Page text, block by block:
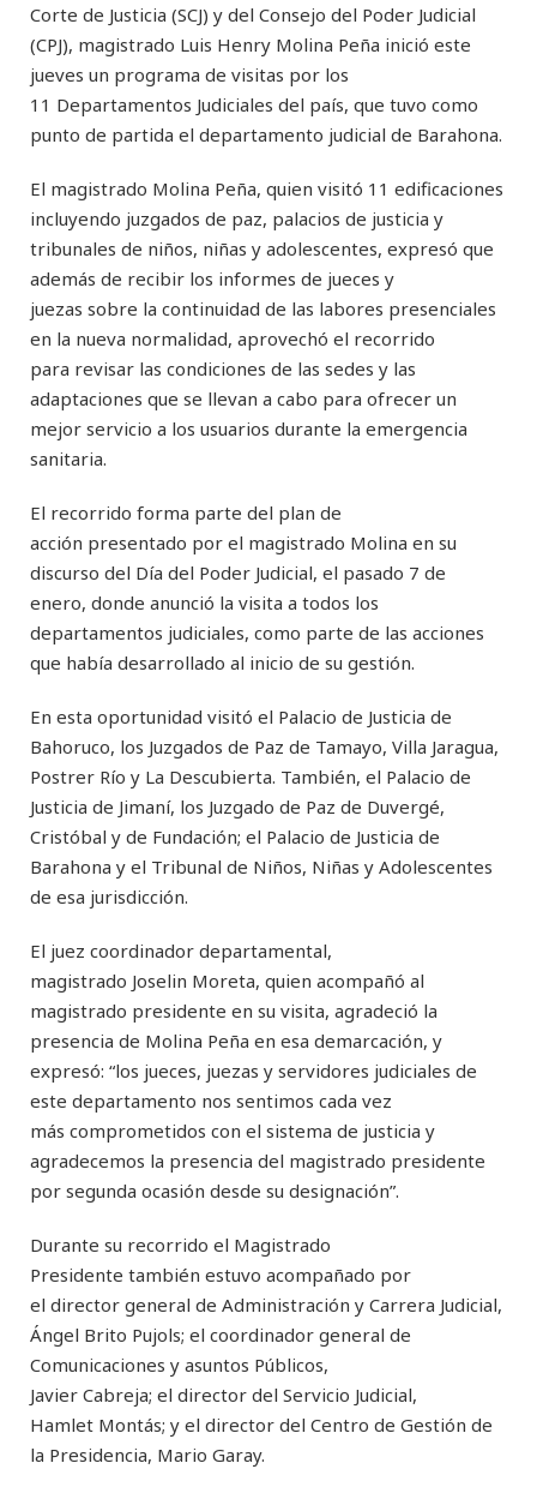
Corte de Justicia (SCJ) y del Consejo del Poder Judicial
(CPJ), magistrado Luis Henry Molina Peña inició este
jueves un programa de visitas por los
11 Departamentos Judiciales del país, que tuvo como
punto de partida el departamento judicial de Barahona.
El magistrado Molina Peña, quien visitó 11 edificaciones
incluyendo juzgados de paz, palacios de justicia y
tribunales de niños, niñas y adolescentes, expresó que
además de recibir los informes de jueces y
juezas sobre la continuidad de las labores presenciales
en la nueva normalidad, aprovechó el recorrido
para revisar las condiciones de las sedes y las
adaptaciones que se llevan a cabo para ofrecer un
mejor servicio a los usuarios durante la emergencia
sanitaria.
El recorrido forma parte del plan de
acción presentado por el magistrado Molina en su
discurso del Día del Poder Judicial, el pasado 7 de
enero, donde anunció la visita a todos los
departamentos judiciales, como parte de las acciones
que había desarrollado al inicio de su gestión.
En esta oportunidad visitó el Palacio de Justicia de
Bahoruco, los Juzgados de Paz de Tamayo, Villa Jaragua,
Postrer Río y La Descubierta. También, el Palacio de
Justicia de Jimaní, los Juzgado de Paz de Duvergé,
Cristóbal y de Fundación; el Palacio de Justicia de
Barahona y el Tribunal de Niños, Niñas y Adolescentes
de esa jurisdicción.
El juez coordinador departamental,
magistrado Joselin Moreta, quien acompañó al
magistrado presidente en su visita, agradeció la
presencia de Molina Peña en esa demarcación, y
expresó: “los jueces, juezas y servidores judiciales de
este departamento nos sentimos cada vez
más comprometidos con el sistema de justicia y
agradecemos la presencia del magistrado presidente
por segunda ocasión desde su designación”.
Durante su recorrido el Magistrado
Presidente también estuvo acompañado por
el director general de Administración y Carrera Judicial,
Ángel Brito Pujols; el coordinador general de
Comunicaciones y asuntos Públicos,
Javier Cabreja; el director del Servicio Judicial,
Hamlet Montás; y el director del Centro de Gestión de
la Presidencia, Mario Garay.